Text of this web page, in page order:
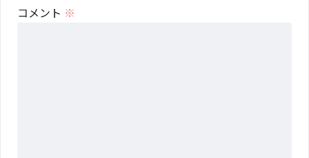
コメント ※